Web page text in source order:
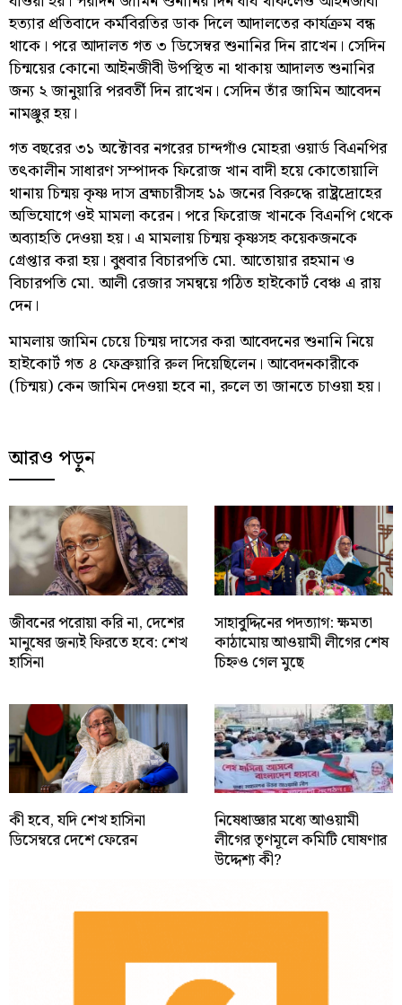
হত্যার প্রতিবাদে কর্মবিরতির ডাক দিলে আদালতের কার্যক্রম বন্ধ
থাকে। পরে আদালত গত ৩ ডিসেম্বর শুনানির দিন রাখেন। সেদিন
চিন্ময়ের কোনো আইনজীবী উপস্থিত না থাকায় আদালত শুনানির
জন্য ২ জানুয়ারি পরবর্তী দিন রাখেন। সেদিন তাঁর জামিন আবেদন
নামঞ্জুর হয়।
গত বছরের ৩১ অক্টোবর নগরের চান্দগাঁও মোহরা ওয়ার্ড বিএনপির
তৎকালীন সাধারণ সম্পাদক ফিরোজ খান বাদী হয়ে কোতোয়ালি
থানায় চিন্ময় কৃষ্ণ দাস ব্রহ্মচারীসহ ১৯ জনের বিরুদ্ধে রাষ্ট্রদ্রোহের
অভিযোগে ওই মামলা করেন। পরে ফিরোজ খানকে বিএনপি থেকে
অব্যাহতি দেওয়া হয়। এ মামলায় চিন্ময় কৃষ্ণসহ কয়েকজনকে
গ্রেপ্তার করা হয়। বুধবার বিচারপতি মো. আতোয়ার রহমান ও
বিচারপতি মো. আলী রেজার সমন্বয়ে গঠিত হাইকোর্ট বেঞ্চ এ রায়
দেন।
মামলায় জামিন চেয়ে চিন্ময় দাসের করা আবেদনের শুনানি নিয়ে
হাইকোর্ট গত ৪ ফেব্রুয়ারি রুল দিয়েছিলেন। আবেদনকারীকে
(চিন্ময়) কেন জামিন দেওয়া হবে না, রুলে তা জানতে চাওয়া হয়।
আরও পড়ুন
জীবনের পরোয়া করি না, দেশের
মানুষের জন্যই ফিরতে হবে: শেখ
হাসিনা
সাহাবু্দ্দিনের পদত্যাগ: ক্ষমতা
কাঠামোয় আওয়ামী লীগের শেষ
চিহ্নও গেল মুছে
কী হবে, যদি শেখ হাসিনা
ডিসেম্বরে দেশে ফেরেন
নিষেধাজ্ঞার মধ্যে আওয়ামী
লীগের তৃণমূলে কমিটি ঘোষণার
উদ্দেশ্য কী?